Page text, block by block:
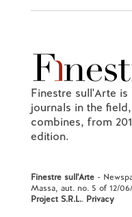
Finestre sull'Arte
journals in the
combines, from
edition.
Finestre sull'Arte-
Massa, aut. no. 5 of 12/
Project S.R.L.. Privacy